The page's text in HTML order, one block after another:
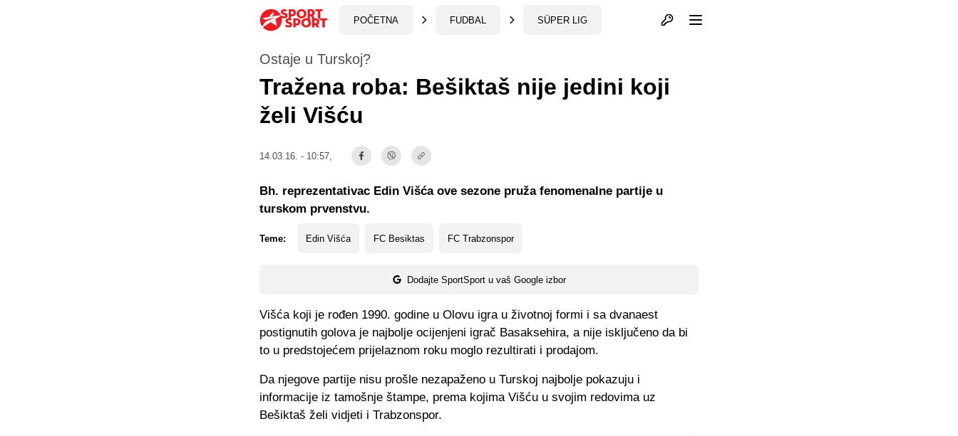
POČETNA FUDBAL SÜPER LIG Otvori profil
Ostaje u Turskoj?
Tražena roba: Bešiktaš nije jedini koji
želi Višću
14.03.16. - 10:57,
Teme: Edin Višća FC Besiktas FC Trabzonspor
Dodajte SportSport u vaš Google izbor
Bh. reprezentativac Edin Višća ove sezone pruža fenomenalne partije u
turskom prvenstvu.
Višća koji je rođen 1990. godine u Olovu igra u životnoj formi i sa dvanaest
postignutih golova je najbolje ocijenjeni igrač Basaksehira, a nije isključeno da bi
to u predstojećem prijelaznom roku moglo rezultirati i prodajom.
Da njegove partije nisu prošle nezapaženo u Turskoj najbolje pokazuju i
informacije iz tamošnje štampe, prema kojima Višću u svojim redovima uz
Bešiktaš želi vidjeti i Trabzonspor.